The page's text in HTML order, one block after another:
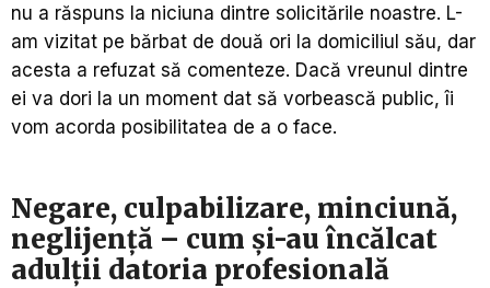
nu a răspuns la niciuna dintre solicitările noastre. L-
am vizitat pe bărbat de două ori la domiciliul său, dar
acesta a refuzat să comenteze. Dacă vreunul dintre
ei va dori la un moment dat să vorbească public, îi
vom acorda posibilitatea de a o face.
Negare, culpabilizare, minciună,
neglijență – cum și-au încălcat
adulții datoria profesională